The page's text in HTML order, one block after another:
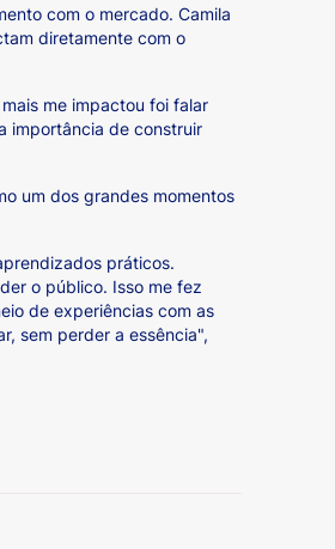
com o mercado. Camila
diretamente com o
me impactou foi falar
importância de construir
um dos grandes momentos
práticos.
o público. Isso me fez
de experiências com as
sem perder a essência",